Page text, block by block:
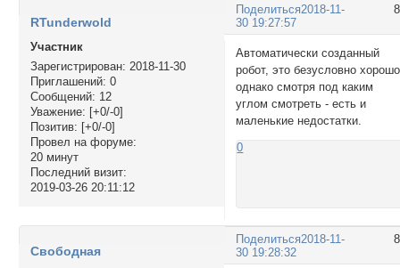
Поделиться2018-11-
30 19:27:57
RTunderwold
Участник
Зарегистрирован: 2018-11-30
Приглашений: 0
Сообщений: 12
Уважение: [+0/-0]
Позитив: [+0/-0]
Провел на форуме:
20 минут
Последний визит:
2019-03-26 20:11:12
Автоматически созданный
робот, это безусловно
однако смотря под каким
углом смотреть - есть и
маленькие недостатки.
0
Поделиться2018-11-
30 19:28:32
Свободная